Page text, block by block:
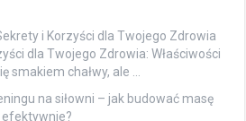
i Korzyści dla Twojego Zdrowia
dla Twojego Zdrowia: Właściwości
smakiem chałwy, ale …
na siłowni – jak budować masę